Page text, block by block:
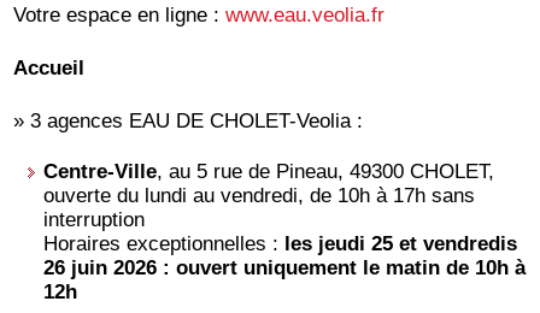
Votre espace en ligne :www.eau.veolia.fr
Accueil
» 3 agences EAU DE CHOLET-Veolia :
Centre-Ville, au 5 rue de Pineau, 49300 CHOLET,
ouverte du lundi au vendredi, de 10h à 17h sans
interruption
Horaires exceptionnelles : les jeudi 25 et vendredis
26 juin 2026 : ouvert uniquement le matin de 10h à
12h